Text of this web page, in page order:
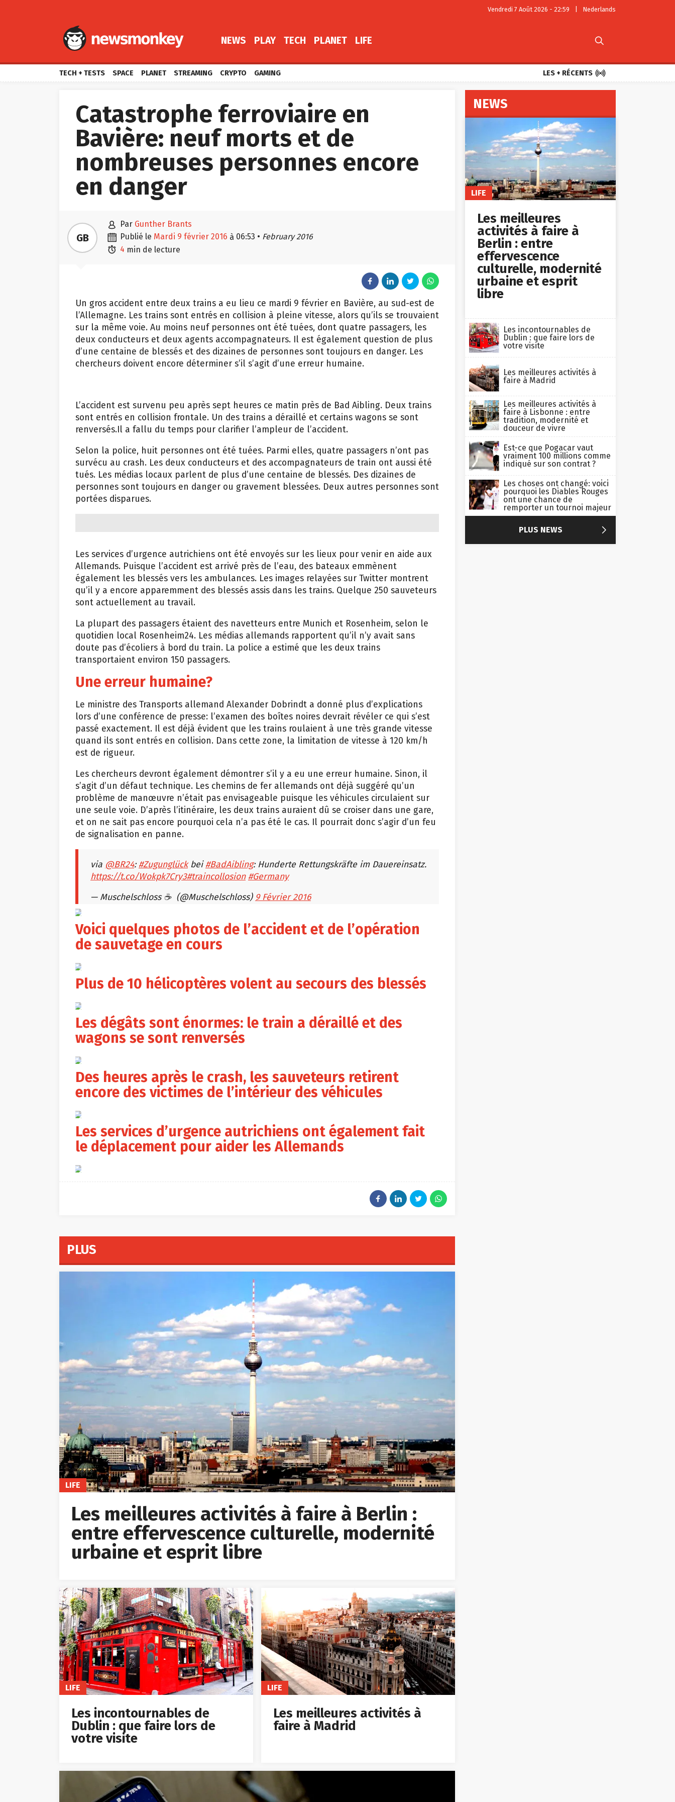
Vendredi 7 Août 2026 - 22:59 Nederlands
NEWS PLAY TECH PLANET LIFE 
TECH + TESTS SPACE PLANET STREAMING CRYPTO GAMING LES + RÉCENTS 
Catastrophe ferroviaire en
Bavière: neuf morts et de
nombreuses personnes encore
en danger
GB
 par Gunther Brants
 publié le mardi 9 février 2016 à 06:53 • February 2016
 4 min de lecture
Un gros accident entre deux trains a eu lieu ce mardi 9 février en Bavière, au sud-est de
l’Allemagne. Les trains sont entrés en collision à pleine vitesse, alors qu’ils se trouvaient
sur la même voie. Au moins neuf personnes ont été tuées, dont quatre passagers, les
deux conducteurs et deux agents accompagnateurs. Il est également question de plus
d’une centaine de blessés et des dizaines de personnes sont toujours en danger. Les
chercheurs doivent encore déterminer s’il s’agit d’une erreur humaine.
L’accident est survenu peu après sept heures ce matin près de Bad Aibling. Deux trains
sont entrés en collision frontale. Un des trains a déraillé et certains wagons se sont
renversés.Il a fallu du temps pour clarifier l’ampleur de l’accident.
Selon la police, huit personnes ont été tuées. Parmi elles, quatre passagers n’ont pas
survécu au crash. Les deux conducteurs et des accompagnateurs de train ont aussi été
tués. Les médias locaux parlent de plus d’une centaine de blessés. Des dizaines de
personnes sont toujours en danger ou gravement blessées. Deux autres personnes sont
portées disparues.
Les services d’urgence autrichiens ont été envoyés sur les lieux pour venir en aide aux
Allemands. Puisque l’accident est arrivé près de l’eau, des bateaux emmènent
également les blessés vers les ambulances. Les images relayées sur Twitter montrent
qu’il y a encore apparemment des blessés assis dans les trains. Quelque 250 sauveteurs
sont actuellement au travail.
La plupart des passagers étaient des navetteurs entre Munich et Rosenheim, selon le
quotidien local Rosenheim24. Les médias allemands rapportent qu’il n’y avait sans
doute pas d’écoliers à bord du train. La police a estimé que les deux trains
transportaient environ 150 passagers.
Une erreur humaine?
Le ministre des Transports allemand Alexander Dobrindt a donné plus d’explications
lors d’une conférence de presse: l’examen des boîtes noires devrait révéler ce qui s’est
passé exactement. Il est déjà évident que les trains roulaient à une très grande vitesse
quand ils sont entrés en collision. Dans cette zone, la limitation de vitesse à 120 km/h
est de rigueur.
Les chercheurs devront également démontrer s’il y a eu une erreur humaine. Sinon, il
s’agit d’un défaut technique. Les chemins de fer allemands ont déjà suggéré qu’un
problème de manœuvre n’était pas envisageable puisque les véhicules circulaient sur
une seule voie. D’après l’itinéraire, les deux trains auraient dû se croiser dans une gare,
et on ne sait pas encore pourquoi cela n’a pas été le cas. Il pourrait donc s’agir d’un feu
de signalisation en panne.
via @BR24:#Zugunglückbei#BadAibling: Hunderte Rettungskräfte im Dauereinsatz.
https://t.co/Wokpk7Cry3#traincollosion #Germany
— Muschelschloss ☕ ️ (@Muschelschloss) 9 Février 2016
EPA
Voici quelques photos de l’accident et de l’opération
de sauvetage en cours
EPA
Plus de 10 hélicoptères volent au secours des blessés
EPA
Les dégâts sont énormes: le train a déraillé et des
wagons se sont renversés
EPA
Des heures après le crash, les sauveteurs retirent
encore des victimes de l’intérieur des véhicules
EPA
Les services d’urgence autrichiens ont également fait
le déplacement pour aider les Allemands
EPA
PLUS
LIFE
Les meilleures activités à faire à Berlin :
entre effervescence culturelle, modernité
urbaine et esprit libre
LIFE
Les incontournables de
Dublin : que faire lors de
votre visite
LIFE
Les meilleures activités à
faire à Madrid
NEWS
LIFE
Les meilleures
activités à faire à
Berlin : entre
effervescence
culturelle, modernité
urbaine et esprit
libre
Les incontournables de
Dublin : que faire lors de
votre visite
Les meilleures activités à
faire à Madrid
Les meilleures activités à
faire à Lisbonne : entre
tradition, modernité et
douceur de vivre
Est-ce que Pogacar vaut
vraiment 100 millions comme
indiqué sur son contrat ?
Les choses ont changé: voici
pourquoi les Diables Rouges
ont une chance de
remporter un tournoi majeur
PLUS NEWS 